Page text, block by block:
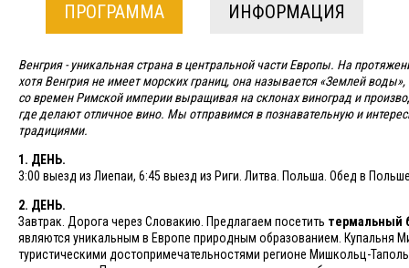
ПРОГРАММА ИНФОРМАЦИЯ
Венгрия - уникальная страна в центральной части Европы. На
хотя Венгрия не имеет морских границ, она называется «Землей
со времен Римской империи выращивая на склонах виноград и
где делают отличное вино. Мы отправимся в познавательную и
традициями.
1. ДЕНЬ.
3:00 выезд из Лиепаи, 6:45 выезд из Риги. Литва. Польша. Обед в
2. ДЕНЬ.
Завтрак. Дорога через Словакию. Предлагаем посетить термальный
являются уникальным в Европе природным образованием. Купальня
туристическими достопримечательностями регионе Мишкольц-